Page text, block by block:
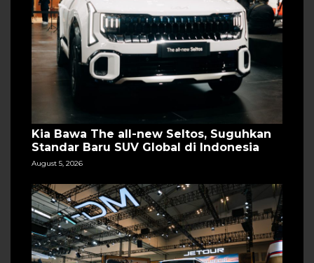
Kia Bawa The all-new Seltos, Suguhkan
Standar Baru SUV Global di Indonesia
August 5, 2026